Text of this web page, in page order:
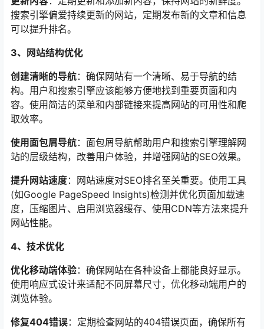
搜索引擎偏爱持续更新的网站，定期发布新的文章和信息
可以提升排名。
3、网站结构优化
创建清晰的导航：确保网站有一个清晰、易于导航的结
构。用户和搜索引擎应该能够方便地找到重要页面和内
容。使用简洁的菜单和内部链接来提高网站的可用性和爬
取效率。
使用面包屑导航：面包屑导航帮助用户和搜索引擎理解网
站的层级结构，改善用户体验，并增强网站的SEO效果。
提升网站速度：网站速度对SEO排名至关重要。使用工具
(如Google PageSpeed Insights)检测并优化页面加载速
度，压缩图片、启用浏览器缓存、使用CDN等方法来提升
网站性能。
4、技术优化
优化移动端体验：确保网站在各种设备上都能良好显示。
使用响应式设计来适配不同屏幕尺寸，优化移动端用户的
浏览体验。
修复404错误：定期检查网站的404错误页面，确保所有